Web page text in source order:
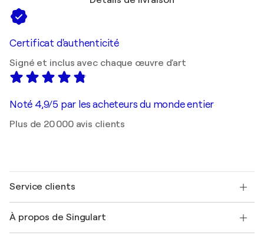
Certificat d'authenticité
Signé et inclus avec chaque œuvre d'art
Noté 4,9/5 par les acheteurs du monde entier
Plus de 20 000 avis clients
Service clients
Expédition
À propos de Singulart